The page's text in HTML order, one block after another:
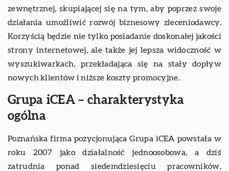
zewnętrznej, skupiającej się na tym, aby poprzez swoje
działania umożliwić rozwój biznesowy zleceniodawcy.
Korzyścią będzie nie tylko posiadanie doskonałej jakości
strony internetowej, ale także jej lepsza widoczność w
wyszukiwarkach, przekładająca się na stały dopływ
nowych klientów i niższe koszty promocyjne.
Grupa iCEA – charakterystyka
ogólna
Poznańska firma pozycjonująca Grupa iCEA powstała w
roku 2007 jako działalność jednoosobowa, a dziś
zatrudnia ponad siedemdziesięciu pracowników,